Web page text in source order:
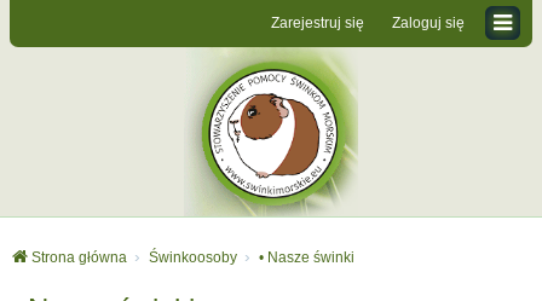
Zaloguj się
Zarejestruj się
Strona główna Świnkoosoby • Nasze świnki